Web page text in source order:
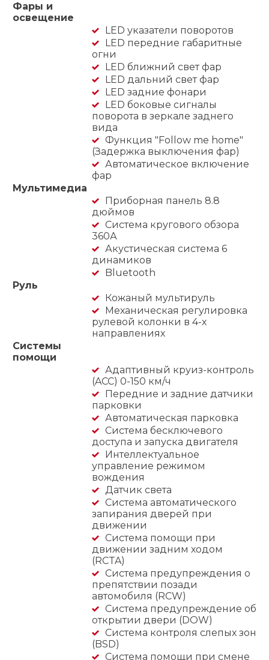
Фары и
освещение
LED указатели поворотов
LED передние габаритные
огни
LED ближний свет фар
LED дальний свет фар
LED задние фонари
LED боковые сигналы
поворота в зеркале заднего
вида
Функция "Follow me home"
(Задержка выключения фар)
Автоматическое включение
фар
Мультимедиа
Приборная панель 8.8
дюймов
Система кругового обзора
360А
Акустическая система 6
динамиков
Bluetooth
Руль
Кожаный мультируль
Механическая регулировка
рулевой колонки в 4-х
направлениях
Системы
помощи
Адаптивный круиз-контроль
(ACC) 0-150 км/ч
Передние и задние датчики
парковки
Автоматическая парковка
Система бесключевого
доступа и запуска двигателя
Интеллектуальное
управление режимом
вождения
Датчик света
Система автоматического
запирания дверей при
движении
Система помощи при
движении задним ходом
(RCTA)
Система предупреждения о
препятствии позади
автомобиля (RCW)
Система предупреждение об
открытии двери (DOW)
Система контроля слепых зон
(BSD)
Система помощи при смене